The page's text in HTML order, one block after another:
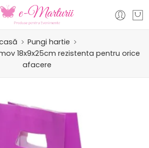
Pungi hartie
18x9x25cm rezistenta pentru orice
afacere